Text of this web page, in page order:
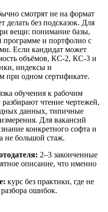
смотрят не на формат
делать без подсказок. Для
вещи: понимание базы,
программе и портфолио с
Если кандидат может
объёмов, КС-2, КС-3 и
индексы и
одном сертификате.
обучения к рабочим
разбирают чтение чертежей,
данных, типичные
Для вакансий
конкретного софта и
не большой стаж.
2–3 законченные
описание, что именно
курс без практики, где не
ошибок.